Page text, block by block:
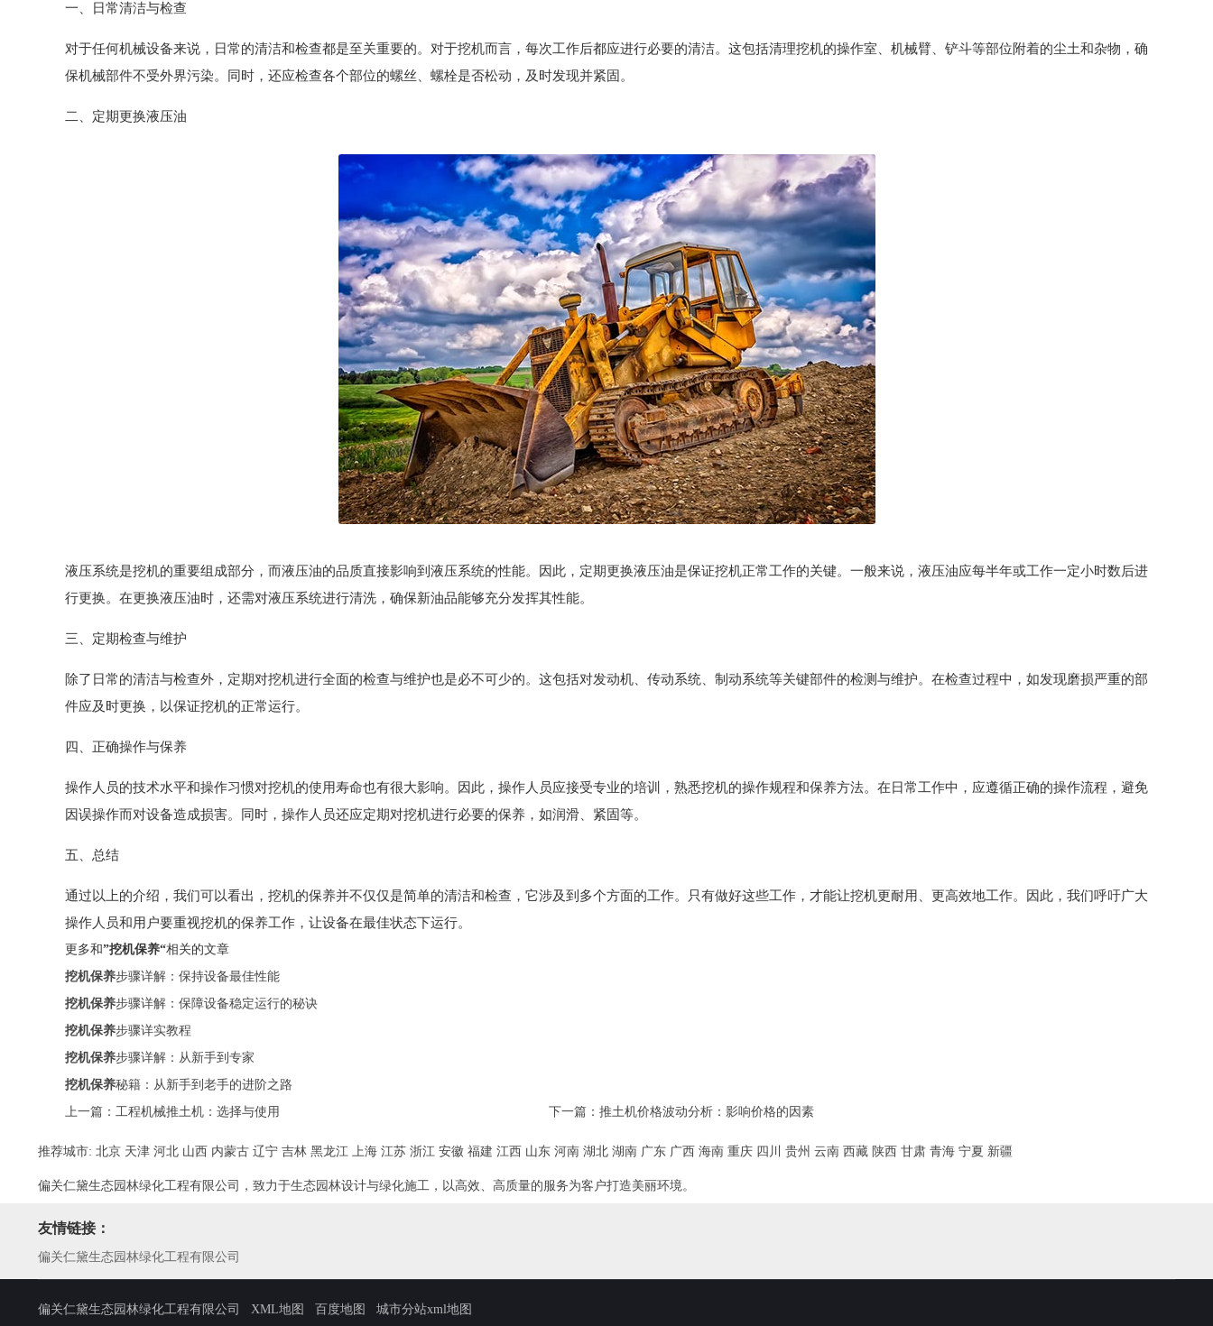
一、日常清洁与检查
对于任何机械设备来说，日常的清洁和检查都是至关重要的。对于挖机而言，每次工作后都应进行必要的清洁。这包括清理挖机的操作室、机械臂、铲斗等部位附着的尘土和杂物，确
保机械部件不受外界污染。同时，还应检查各个部位的螺丝、螺栓是否松动，及时发现并紧固。
二、定期更换液压油
液压系统是挖机的重要组成部分，而液压油的品质直接影响到液压系统的性能。因此，定期更换液压油是保证挖机正常工作的关键。一般来说，液压油应每半年或工作一定小时数后进
行更换。在更换液压油时，还需对液压系统进行清洗，确保新油品能够充分发挥其性能。
三、定期检查与维护
除了日常的清洁与检查外，定期对挖机进行全面的检查与维护也是必不可少的。这包括对发动机、传动系统、制动系统等关键部件的检测与维护。在检查过程中，如发现磨损严重的部
件应及时更换，以保证挖机的正常运行。
四、正确操作与保养
操作人员的技术水平和操作习惯对挖机的使用寿命也有很大影响。因此，操作人员应接受专业的培训，熟悉挖机的操作规程和保养方法。在日常工作中，应遵循正确的操作流程，避免
因误操作而对设备造成损害。同时，操作人员还应定期对挖机进行必要的保养，如润滑、紧固等。
五、总结
通过以上的介绍，我们可以看出，挖机的保养并不仅仅是简单的清洁和检查，它涉及到多个方面的工作。只有做好这些工作，才能让挖机更耐用、更高效地工作。因此，我们呼吁广大
操作人员和用户要重视挖机的保养工作，让设备在最佳状态下运行。
更多和”挖机保养“相关的文章
挖机保养步骤详解：保持设备最佳性能
挖机保养步骤详解：保障设备稳定运行的秘诀
挖机保养步骤详实教程
挖机保养步骤详解：从新手到专家
挖机保养秘籍：从新手到老手的进阶之路
上一篇： 工程机械推土机：选择与使用 下一篇： 推土机价格波动分析：影响价格的因素
推荐城市: 北京 天津 河北 山西 内蒙古 辽宁 吉林 黑龙江 上海 江苏 浙江 安徽 福建 江西 山东 河南 湖北 湖南 广东 广西 海南 重庆 四川 贵州 云南 西藏 陕西 甘肃 青海 宁夏 新疆
偏关仁黛生态园林绿化工程有限公司，致力于生态园林设计与绿化施工，以高效、高质量的服务为客户打造美丽环境。
友情链接：
偏关仁黛生态园林绿化工程有限公司
偏关仁黛生态园林绿化工程有限公司 XML地图 百度地图 城市分站xml地图